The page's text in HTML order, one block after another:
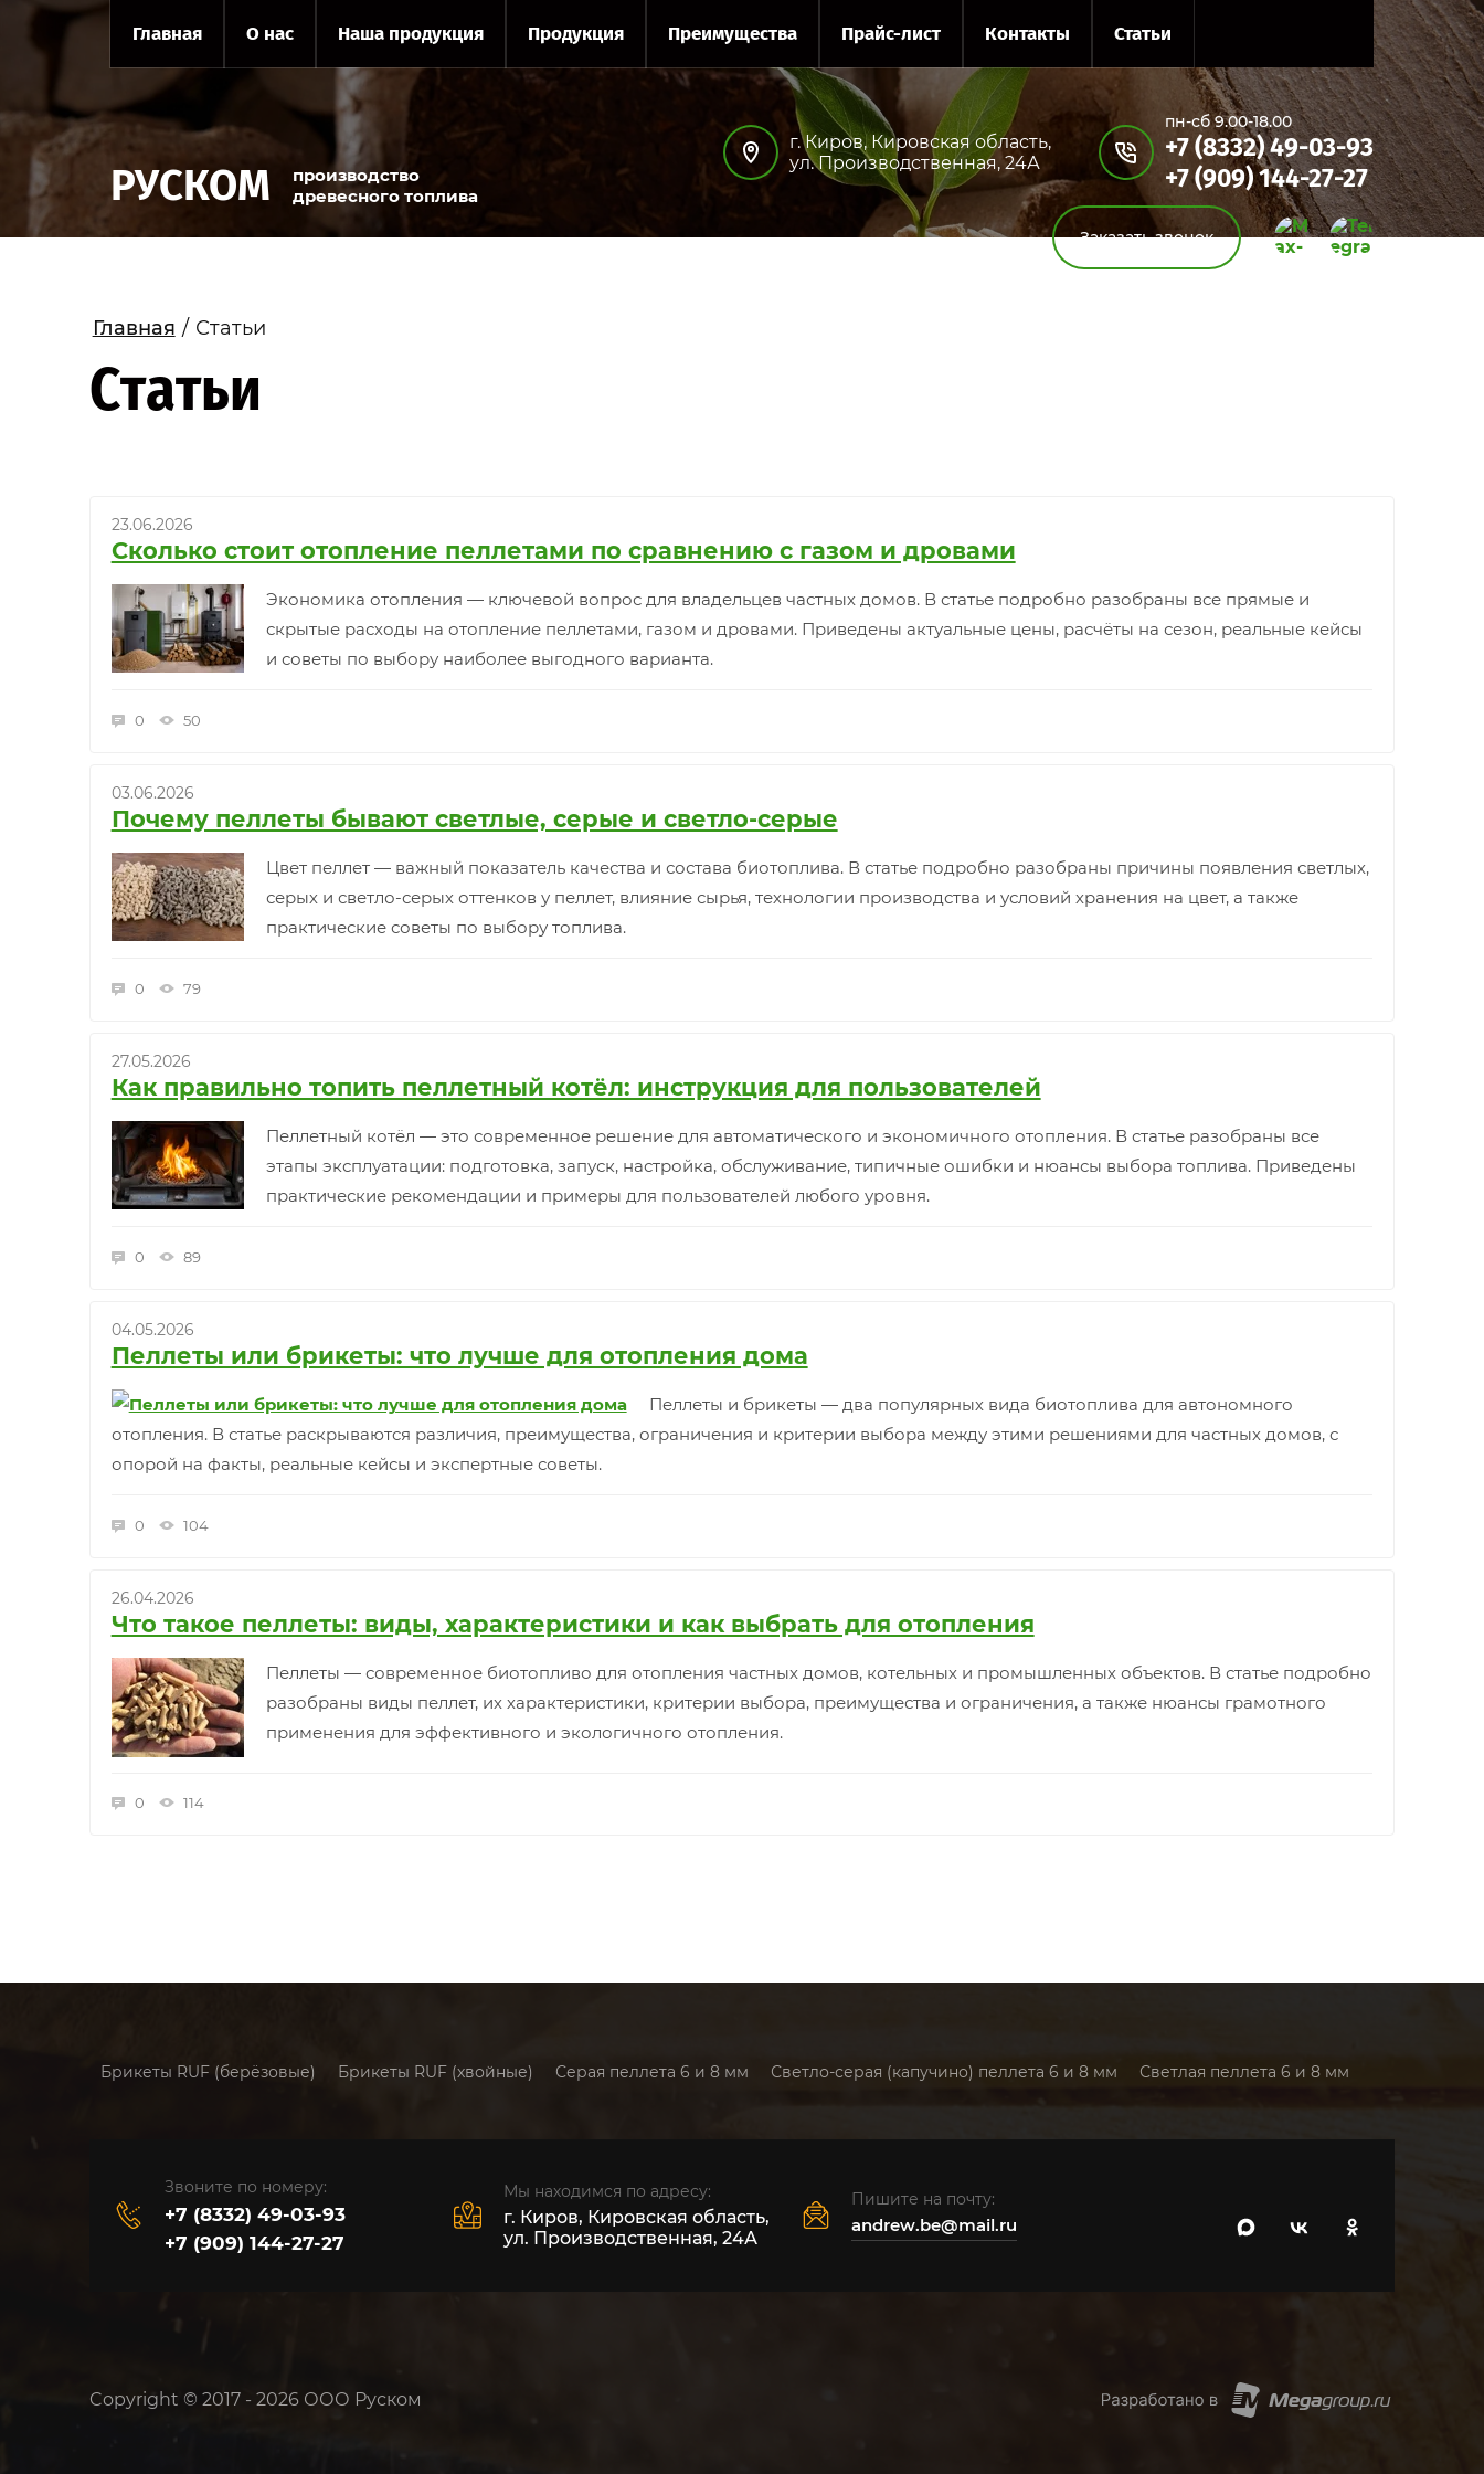
Главная О нас Наша продукция Продукция Преимущества Прайс-лист Контакты Статьи
РУСКОМ
производство
древесного топлива
г. Киров, Кировская область,
ул. Производственная, 24А
пн-сб 9.00-18.00
+7 (8332) 49-03-93
+7 (909) 144-27-27
Заказать звонок
Главная / Статьи
Статьи
23.06.2026
Сколько стоит отопление пеллетами по сравнению с газом и дровами
Экономика отопления — ключевой вопрос для владельцев частных домов. В статье подробно разобраны все прямые и
скрытые расходы на отопление пеллетами, газом и дровами. Приведены актуальные цены, расчёты на сезон, реальные кейсы
и советы по выбору наиболее выгодного варианта.
0 50
03.06.2026
Почему пеллеты бывают светлые, серые и светло-серые
Цвет пеллет — важный показатель качества и состава биотоплива. В статье подробно разобраны причины появления светлых,
серых и светло-серых оттенков у пеллет, влияние сырья, технологии производства и условий хранения на цвет, а также
практические советы по выбору топлива.
0 79
27.05.2026
Как правильно топить пеллетный котёл: инструкция для пользователей
Пеллетный котёл — это современное решение для автоматического и экономичного отопления. В статье разобраны все
этапы эксплуатации: подготовка, запуск, настройка, обслуживание, типичные ошибки и нюансы выбора топлива. Приведены
практические рекомендации и примеры для пользователей любого уровня.
0 89
04.05.2026
Пеллеты или брикеты: что лучше для отопления дома
Пеллеты и брикеты — два популярных вида биотоплива для автономного
отопления. В статье раскрываются различия, преимущества, ограничения и критерии выбора между этими решениями для частных домов, с
опорой на факты, реальные кейсы и экспертные советы.
0 104
26.04.2026
Что такое пеллеты: виды, характеристики и как выбрать для отопления
Пеллеты — современное биотопливо для отопления частных домов, котельных и промышленных объектов. В статье подробно
разобраны виды пеллет, их характеристики, критерии выбора, преимущества и ограничения, а также нюансы грамотного
применения для эффективного и экологичного отопления.
0 114
Брикеты RUF (берёзовые) Брикеты RUF (хвойные) Серая пеллета 6 и 8 мм Светло-серая (капучино) пеллета 6 и 8 мм Светлая пеллета 6 и 8 мм
Звоните по номеру:
+7 (8332) 49-03-93
+7 (909) 144-27-27
Мы находимся по адресу:
г. Киров, Кировская область,
ул. Производственная, 24А
Пишите на почту:
andrew.be@mail.ru
Copyright © 2017 - 2026 ООО Руском